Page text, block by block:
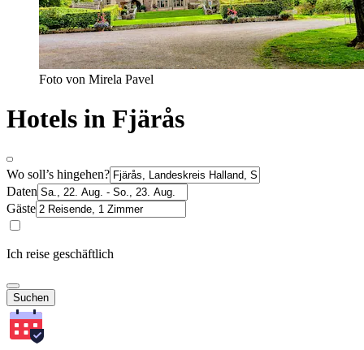
Foto von Mirela Pavel
Hotels in Fjärås
Wo soll’s hingehen?
Daten
Gäste
Ich reise geschäftlich
Suchen